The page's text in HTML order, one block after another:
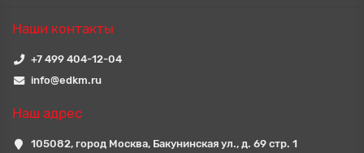
Наши контакты
+7 499 404-12-04
info@edkm.ru
Наш адрес
105082, город Москва, Бакунинская ул., д. 69 стр. 1